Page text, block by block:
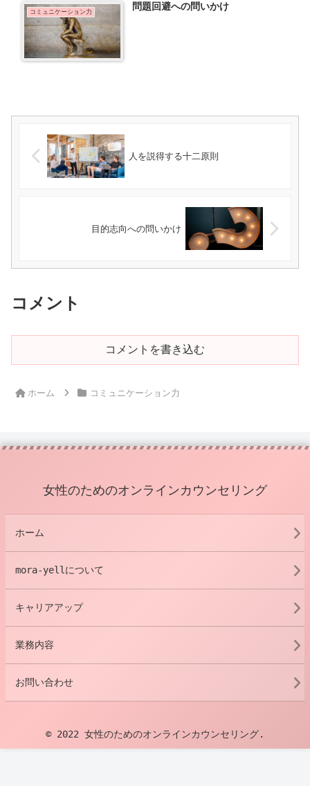
コミュニケーション力 問題回避への問いかけ
人を説得する十二原則
目的志向への問いかけ
コメント
コメントを書き込む
ホーム コミュニケーション力
女性のためのオンラインカウンセリング
ホーム
mora-yellについて
キャリアアップ
業務内容
お問い合わせ
© 2022 女性のためのオンラインカウンセリング.